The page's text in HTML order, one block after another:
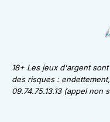
18+ Les jeux d'argent
des risques :
09.74.75.13.13 (appel non